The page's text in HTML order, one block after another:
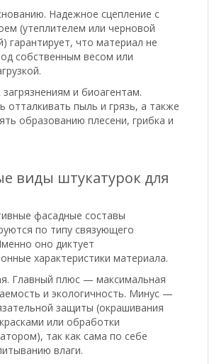
Надежное сцепление с
(утеплителем или черновой
гарантирует, что материал не
собственным весом или
и биоагентам.
отталкивать пыль и грязь, а также
образованию плесени, грибка и
виды штукатурок для
фасадные составы
по типу связующего
оно диктует
характеристики материала.
Главный плюс — максимальная
и экологичность. Минус —
защиты (окрашивания
или обработки
так как сама по себе
влаги.